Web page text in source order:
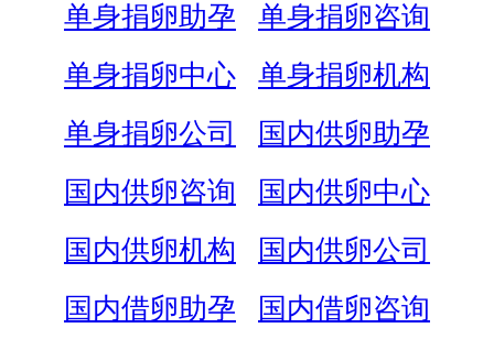
单身捐卵助孕
单身捐卵咨询
单身捐卵中心
单身捐卵机构
单身捐卵公司
国内供卵助孕
国内供卵咨询
国内供卵中心
国内供卵机构
国内供卵公司
国内借卵助孕
国内借卵咨询